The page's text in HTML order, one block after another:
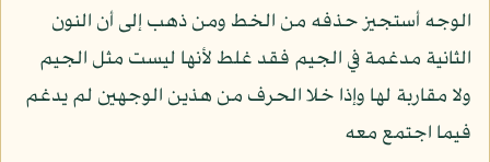
الوجه أستجيز حذفه من الخط ومن ذهب إلى أن النون
الثانية مدغمة في الجيم فقد غلط لأنها ليست مثل الجيم
ولا مقاربة لها وإذا خلا الحرف من هذين الوجهين لم يدغم
فيما اجتمع معه